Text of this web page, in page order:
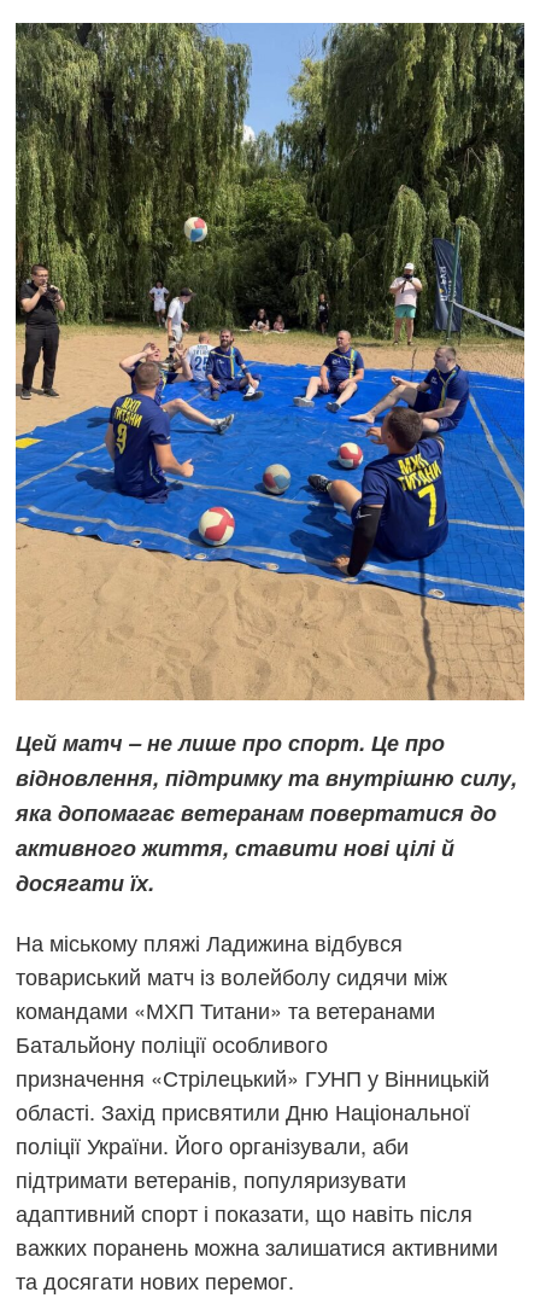
Цей матч – не лише про спорт. Це про
відновлення, підтримку та внутрішню силу,
яка допомагає ветеранам повертатися до
активного життя, ставити нові цілі й
досягати їх.
На міському пляжі Ладижина відбувся
товариський матч із волейболу сидячи між
командами «МХП Титани» та ветеранами
Батальйону поліції особливого
призначення «Стрілецький» ГУНП у Вінницькій
області. Захід присвятили Дню Національної
поліції України. Його організували, аби
підтримати ветеранів, популяризувати
адаптивний спорт і показати, що навіть після
важких поранень можна залишатися активними
та досягати нових перемог.